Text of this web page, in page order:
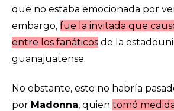
que no estaba emocionada por
embargo, fue la invitada que
entre los fanáticos de la
guanajuatense.
No obstante, esto no habría
por Madonna, quien tomó